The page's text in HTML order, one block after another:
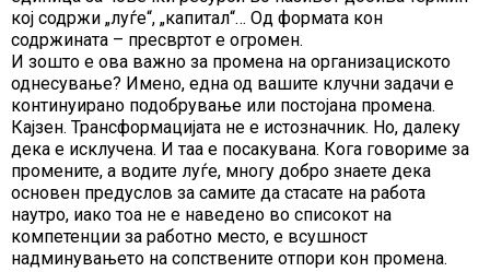
кој содржи „луѓе“, „капитал“… Од формата кон
содржината – пресвртот е огромен.
И зошто е ова важно за промена на организациското
однесување? Имено, една од вашите клучни задачи е
континуирано подобрување или постојана промена.
Кајзен. Трансформацијата не е истозначник. Но, далеку
дека е исклучена. И таа е посакувана. Кога говориме за
промените, а водите луѓе, многу добро знаете дека
основен предуслов за самите да стасате на работа
наутро, иако тоа не е наведено во списокот на
компетенции за работно место, е всушност
надминувањето на сопствените отпори кон промена.